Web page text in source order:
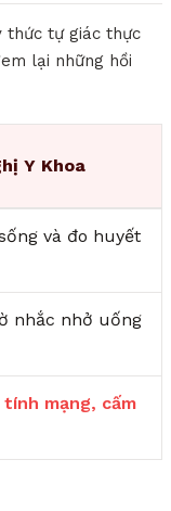
thức tự giác thực
lại những hồi
Y Khoa
và đo huyết
nhắc nhở uống
tính mạng, cấm